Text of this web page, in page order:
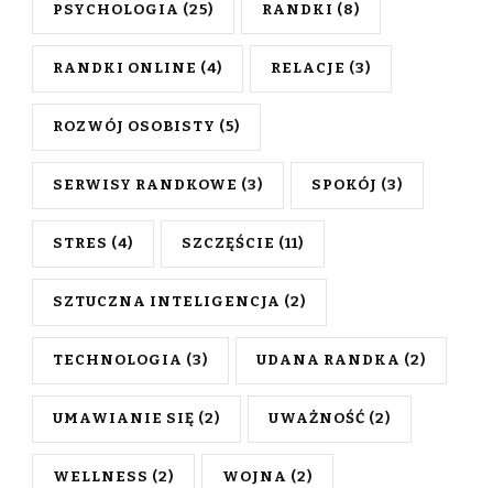
PSYCHOLOGIA (25) RANDKI (8)
RANDKI ONLINE (4) RELACJE (3)
ROZWÓJ OSOBISTY (5)
SERWISY RANDKOWE (3) SPOKÓJ (3)
STRES (4) SZCZĘŚCIE (11)
SZTUCZNA INTELIGENCJA (2)
TECHNOLOGIA (3) UDANA RANDKA (2)
UMAWIANIE SIĘ (2) UWAŻNOŚĆ (2)
WELLNESS (2) WOJNA (2)